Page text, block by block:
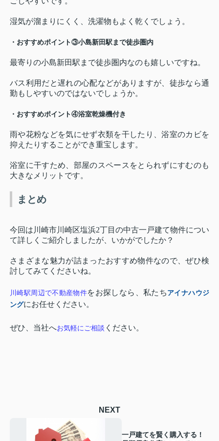
湿気が溜まりにくく、洗濯物もよく乾くでしょう。
・おすすめポイント③小島新田駅まで徒歩圏内
最寄りの小島新田駅まで徒歩圏内なのも嬉しいですね。
バス利用だと遅れの心配などがありますが、徒歩なら通
勤もしやすいのではないでしょうか。
・おすすめポイント④浴室乾燥機付き
雨や花粉などを気にせず衣類を干したり、浴室のカビを
抑えたりすることができ重宝します。
浴室に干すため、部屋のスペースをとられずにすむのも
大きなメリットです。
まとめ
今回は川崎市川崎区塩浜2丁目の中古一戸建て物件につい
て詳しくご紹介しましたが、いかがでしたか？
さまざまな魅力が詰まったおすすめ物件なので、ぜひ検
討してみてくださいね。
川崎駅周辺で不動産物件をお探しなら、私たちアイナハウジ
ングにお任せください。
ぜひ、当社へお気軽にご相談 ください。
NEXT
一戸建てを賢く購入する！